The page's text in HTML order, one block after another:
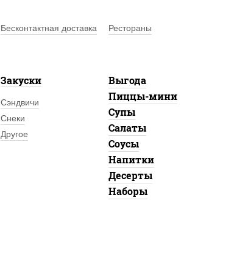
Бесконтактная доставка
Рестораны
Закуски
Сэндвичи
Снеки
Другое
Выгода
Пиццы-мини
Супы
Салаты
Соусы
Напитки
Десерты
Наборы